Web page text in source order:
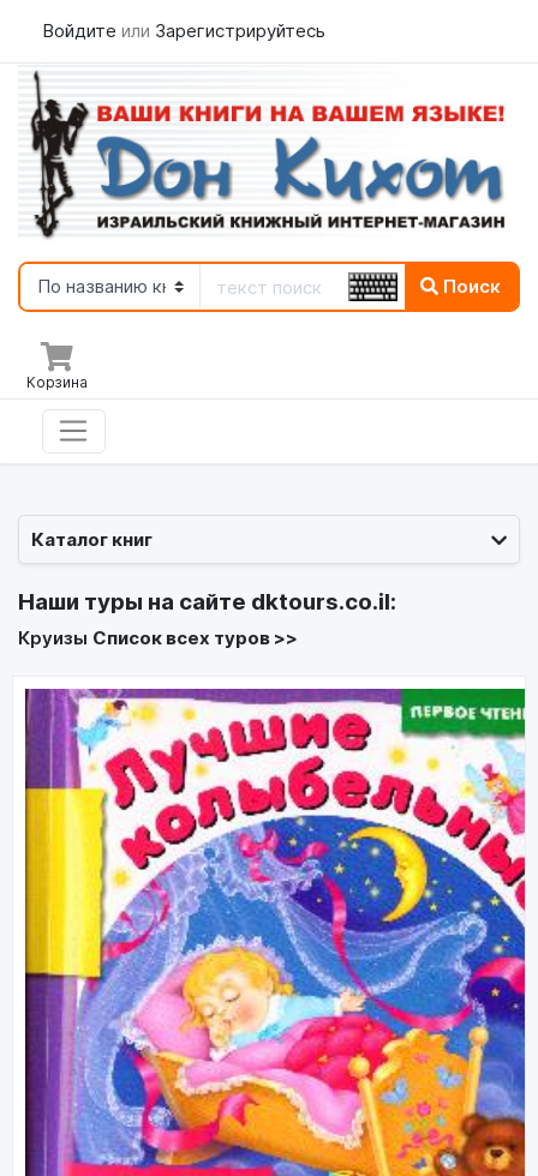
Войдите или Зарегистрируйтесь
Поиск
Корзина
Каталог книг
Наши туры на сайте dktours.co.il:
Круизы Список всех туров >>